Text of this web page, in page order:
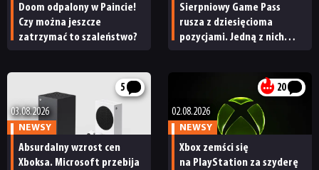
Doom odpalony w Paincie!
Czy można jeszcze
zatrzymać to szaleństwo?
Sierpniowy Game Pass
rusza z dziesięcioma
pozycjami. Jedną z nich
5
03.08.2026
NEWSY
Absurdalny wzrost cen
Xboksa. Microsoft przebija
20
02.08.2026
NEWSY
Xbox zemści się
na PlayStation za szyderę